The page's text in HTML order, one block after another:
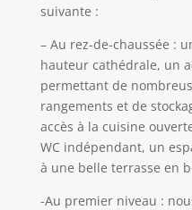
suivante :
– Au rez-de-chaussée :
hauteur cathédrale, un
permettant de
rangements et de
accès à la cuisine
WC indépendant, un
à une belle terrasse en
-Au premier niveau :